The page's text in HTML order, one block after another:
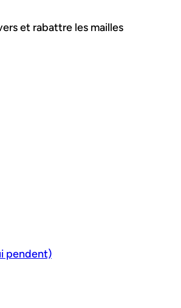
et rabattre les mailles
pendent)